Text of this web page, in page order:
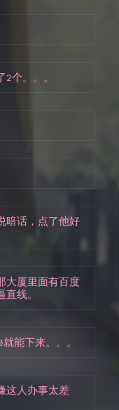
个。。。
暗话，点了他好
大厦里面有百度
线。
能下来。。。
这人办事太差